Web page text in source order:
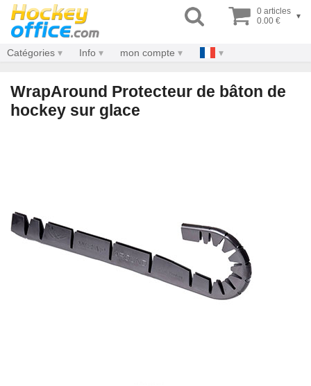
0 articles
0.00 €
▾
Catégories Info mon compte
WrapAround Protecteur de bâton de
hockey sur glace